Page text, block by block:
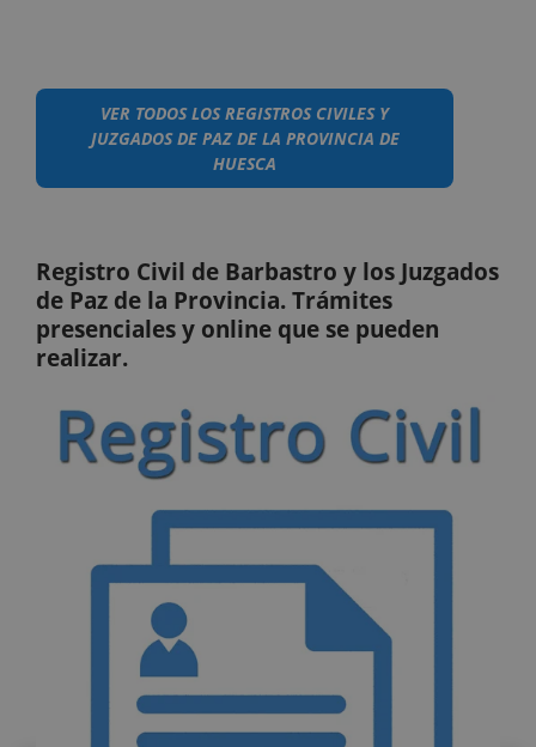
VER TODOS LOS REGISTROS CIVILES Y
JUZGADOS DE PAZ DE LA PROVINCIA DE
HUESCA
Registro Civil de Barbastro y los Juzgados
de Paz de la Provincia. Trámites
presenciales y online que se pueden
realizar.